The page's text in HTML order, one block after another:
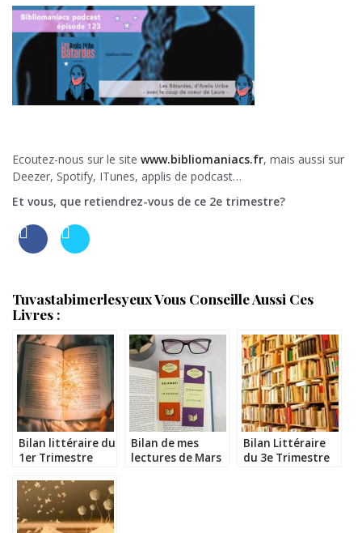
Ecoutez-nous sur le site www.bibliomaniacs.fr, mais aussi sur
Deezer, Spotify, ITunes, applis de podcast…
Et vous, que retiendrez-vous de ce 2e trimestre?
Tuvastabimerlesyeux Vous Conseille Aussi Ces
Livres :
Bilan littéraire du
1er Trimestre
Bilan de mes
lectures de Mars
Bilan Littéraire
du 3e Trimestre